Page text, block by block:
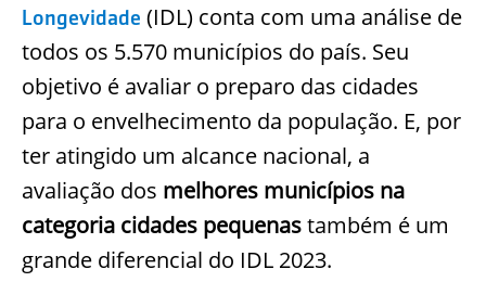
Longevidade (IDL) conta com uma análise de
todos os 5.570 municípios do país. Seu
objetivo é avaliar o preparo das cidades
para o envelhecimento da população. E, por
ter atingido um alcance nacional, a
avaliação dos melhores municípios na
categoria cidades pequenastambém é um
grande diferencial do IDL 2023.